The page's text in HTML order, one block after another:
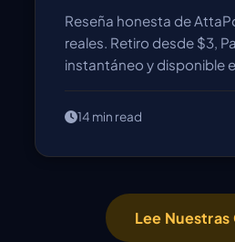
Reseña honesta de
reales. Retiro desde $3,
instantáneo y disponible
14 min read
Lee Nuestras